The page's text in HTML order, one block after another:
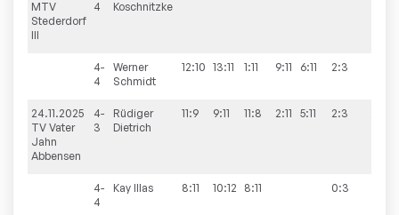
MTV
Stederdorf
III
4
Koschnitzke
4-
4
Werner
Schmidt
12:10 13:11 1:11 9:11 6:11 2:3
24.11.2025
TV Vater
Jahn
Abbensen
4-
3
Rüdiger
Dietrich
11:9 9:11 11:8 2:11 5:11 2:3
4-
4
Kay Illas 8:11 10:12 8:11 0:3